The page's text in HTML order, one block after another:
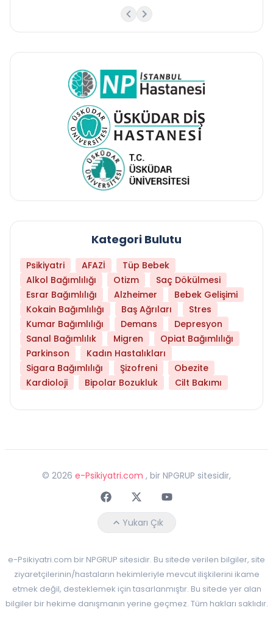
Kategori Bulutu
Psikiyatri AFAZİ
Tüp Bebek
Alkol Bağımlılığı
Otizm
Saç Dökülmesi
Esrar Bağımlılığı
Alzheimer
Bebek Gelişimi
Kokain Bağımlılığı
Baş Ağrıları
Stres
Kumar Bağımlılığı
Demans
Depresyon
Sanal Bağımlılık
Migren
Opiat Bağımlılığı
Parkinson
Kadın Hastalıkları
Sigara Bağımlılığı
Şizofreni
Obezite
Kardioloji
Bipolar Bozukluk Cilt Bakımı
© 2026 e-Psikiyatri.com , bir NPGRUP sitesidir,
FaceebokTwitterYoutube
Yukarı Çık
e-Psikiyatri.com bir NPGRUP sitesidir. Bu sitede verilen bilgiler, site
ziyaretçilerinin/hastaların hekimleriyle mevcut ilişkilerini ikame
etmek değil, desteklemek için tasarlanmıştır. Bu sitede yer alan
bilgiler bir hekime danışmanın yerine geçmez. Tüm hakları saklıdır.